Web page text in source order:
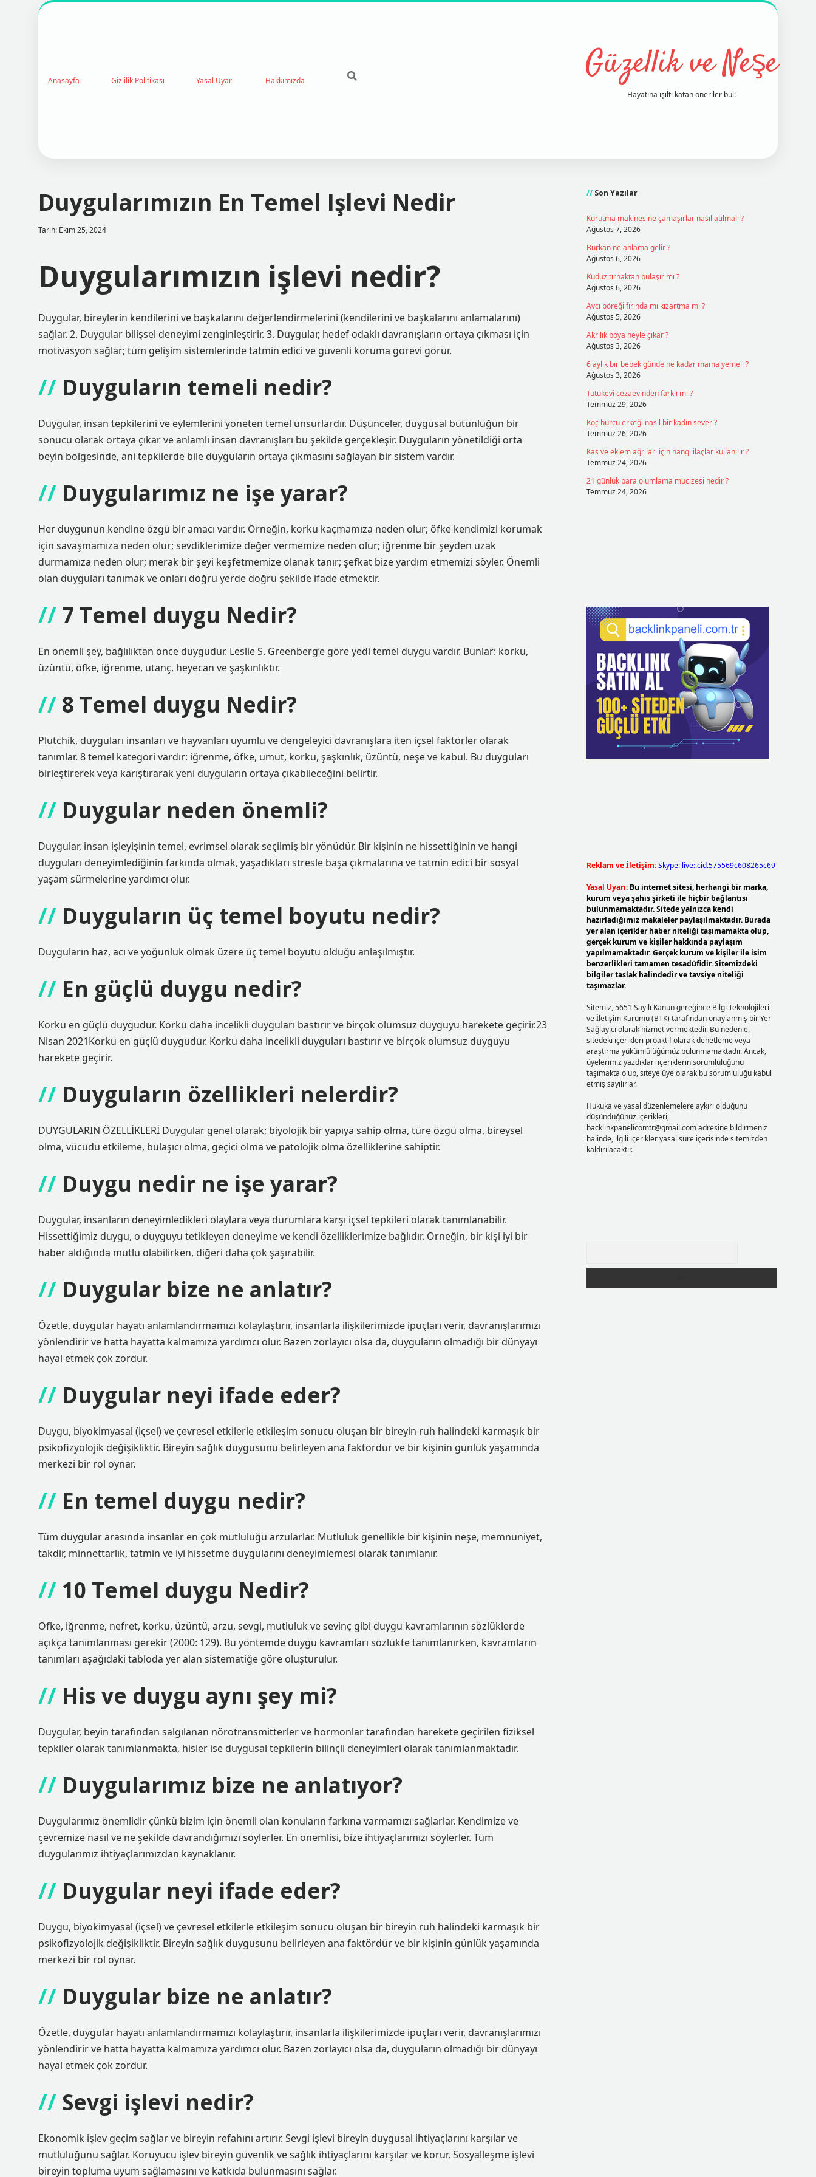
Anasayfa Gizlilik Politikası Yasal Uyarı Hakkımızda Güzellik ve Neşe
Hayatına ışıltı katan öneriler bul!
Duygularımızın En Temel Işlevi Nedir
Tarih: Ekim 25, 2024
Duygularımızın işlevi nedir?
Duygular, bireylerin kendilerini ve başkalarını değerlendirmelerini (kendilerini ve başkalarını anlamalarını)
sağlar. 2. Duygular bilişsel deneyimi zenginleştirir. 3. Duygular, hedef odaklı davranışların ortaya çıkması için
motivasyon sağlar; tüm gelişim sistemlerinde tatmin edici ve güvenli koruma görevi görür.
Duyguların temeli nedir?
Duygular, insan tepkilerini ve eylemlerini yöneten temel unsurlardır. Düşünceler, duygusal bütünlüğün bir
sonucu olarak ortaya çıkar ve anlamlı insan davranışları bu şekilde gerçekleşir. Duyguların yönetildiği orta
beyin bölgesinde, ani tepkilerde bile duyguların ortaya çıkmasını sağlayan bir sistem vardır.
Duygularımız ne işe yarar?
Her duygunun kendine özgü bir amacı vardır. Örneğin, korku kaçmamıza neden olur; öfke kendimizi korumak
için savaşmamıza neden olur; sevdiklerimize değer vermemize neden olur; iğrenme bir şeyden uzak
durmamıza neden olur; merak bir şeyi keşfetmemize olanak tanır; şefkat bize yardım etmemizi söyler. Önemli
olan duyguları tanımak ve onları doğru yerde doğru şekilde ifade etmektir.
7 Temel duygu Nedir?
En önemli şey, bağlılıktan önce duygudur. Leslie S. Greenberg’e göre yedi temel duygu vardır. Bunlar: korku,
üzüntü, öfke, iğrenme, utanç, heyecan ve şaşkınlıktır.
8 Temel duygu Nedir?
Plutchik, duyguları insanları ve hayvanları uyumlu ve dengeleyici davranışlara iten içsel faktörler olarak
tanımlar. 8 temel kategori vardır: iğrenme, öfke, umut, korku, şaşkınlık, üzüntü, neşe ve kabul. Bu duyguları
birleştirerek veya karıştırarak yeni duyguların ortaya çıkabileceğini belirtir.
Duygular neden önemli?
Duygular, insan işleyişinin temel, evrimsel olarak seçilmiş bir yönüdür. Bir kişinin ne hissettiğinin ve hangi
duyguları deneyimlediğinin farkında olmak, yaşadıkları stresle başa çıkmalarına ve tatmin edici bir sosyal
yaşam sürmelerine yardımcı olur.
Duyguların üç temel boyutu nedir?
Duyguların haz, acı ve yoğunluk olmak üzere üç temel boyutu olduğu anlaşılmıştır.
En güçlü duygu nedir?
Korku en güçlü duygudur. Korku daha incelikli duyguları bastırır ve birçok olumsuz duyguyu harekete geçirir.23
Nisan 2021Korku en güçlü duygudur. Korku daha incelikli duyguları bastırır ve birçok olumsuz duyguyu
harekete geçirir.
Duyguların özellikleri nelerdir?
DUYGULARIN ÖZELLİKLERİ Duygular genel olarak; biyolojik bir yapıya sahip olma, türe özgü olma, bireysel
olma, vücudu etkileme, bulaşıcı olma, geçici olma ve patolojik olma özelliklerine sahiptir.
Duygu nedir ne işe yarar?
Duygular, insanların deneyimledikleri olaylara veya durumlara karşı içsel tepkileri olarak tanımlanabilir.
Hissettiğimiz duygu, o duyguyu tetikleyen deneyime ve kendi özelliklerimize bağlıdır. Örneğin, bir kişi iyi bir
haber aldığında mutlu olabilirken, diğeri daha çok şaşırabilir.
Duygular bize ne anlatır?
Özetle, duygular hayatı anlamlandırmamızı kolaylaştırır, insanlarla ilişkilerimizde ipuçları verir, davranışlarımızı
yönlendirir ve hatta hayatta kalmamıza yardımcı olur. Bazen zorlayıcı olsa da, duyguların olmadığı bir dünyayı
hayal etmek çok zordur.
Duygular neyi ifade eder?
Duygu, biyokimyasal (içsel) ve çevresel etkilerle etkileşim sonucu oluşan bir bireyin ruh halindeki karmaşık bir
psikofizyolojik değişikliktir. Bireyin sağlık duygusunu belirleyen ana faktördür ve bir kişinin günlük yaşamında
merkezi bir rol oynar.
En temel duygu nedir?
Tüm duygular arasında insanlar en çok mutluluğu arzularlar. Mutluluk genellikle bir kişinin neşe, memnuniyet,
takdir, minnettarlık, tatmin ve iyi hissetme duygularını deneyimlemesi olarak tanımlanır.
10 Temel duygu Nedir?
Öfke, iğrenme, nefret, korku, üzüntü, arzu, sevgi, mutluluk ve sevinç gibi duygu kavramlarının sözlüklerde
açıkça tanımlanması gerekir (2000: 129). Bu yöntemde duygu kavramları sözlükte tanımlanırken, kavramların
tanımları aşağıdaki tabloda yer alan sistematiğe göre oluşturulur.
His ve duygu aynı şey mi?
Duygular, beyin tarafından salgılanan nörotransmitterler ve hormonlar tarafından harekete geçirilen fiziksel
tepkiler olarak tanımlanmakta, hisler ise duygusal tepkilerin bilinçli deneyimleri olarak tanımlanmaktadır.
Duygularımız bize ne anlatıyor?
Duygularımız önemlidir çünkü bizim için önemli olan konuların farkına varmamızı sağlarlar. Kendimize ve
çevremize nasıl ve ne şekilde davrandığımızı söylerler. En önemlisi, bize ihtiyaçlarımızı söylerler. Tüm
duygularımız ihtiyaçlarımızdan kaynaklanır.
Duygular neyi ifade eder?
Duygu, biyokimyasal (içsel) ve çevresel etkilerle etkileşim sonucu oluşan bir bireyin ruh halindeki karmaşık bir
psikofizyolojik değişikliktir. Bireyin sağlık duygusunu belirleyen ana faktördür ve bir kişinin günlük yaşamında
merkezi bir rol oynar.
Duygular bize ne anlatır?
Özetle, duygular hayatı anlamlandırmamızı kolaylaştırır, insanlarla ilişkilerimizde ipuçları verir, davranışlarımızı
yönlendirir ve hatta hayatta kalmamıza yardımcı olur. Bazen zorlayıcı olsa da, duyguların olmadığı bir dünyayı
hayal etmek çok zordur.
Sevgi işlevi nedir?
Ekonomik işlev geçim sağlar ve bireyin refahını artırır. Sevgi işlevi bireyin duygusal ihtiyaçlarını karşılar ve
mutluluğunu sağlar. Koruyucu işlev bireyin güvenlik ve sağlık ihtiyaçlarını karşılar ve korur. Sosyalleşme işlevi
bireyin topluma uyum sağlamasını ve katkıda bulunmasını sağlar.
Son Yazılar
Kurutma makinesine çamaşırlar nasıl atılmalı ?
Ağustos 7, 2026
Burkan ne anlama gelir ?
Ağustos 6, 2026
Kuduz tırnaktan bulaşır mı ?
Ağustos 6, 2026
Avcı böreği fırında mı kızartma mı ?
Ağustos 5, 2026
Akrilik boya neyle çıkar ?
Ağustos 3, 2026
6 aylık bir bebek günde ne kadar mama yemeli ?
Ağustos 3, 2026
Tutukevi cezaevinden farklı mı ?
Temmuz 29, 2026
Koç burcu erkeği nasıl bir kadın sever ?
Temmuz 26, 2026
Kas ve eklem ağrıları için hangi ilaçlar kullanılır ?
Temmuz 24, 2026
21 günlük para olumlama mucizesi nedir ?
Temmuz 24, 2026
Reklam ve İletişim:Skype: live:.cid.575569c608265c69
Yasal Uyarı: Bu internet sitesi, herhangi bir marka,
kurum veya şahıs şirketi ile hiçbir bağlantısı
bulunmamaktadır. Sitede yalnızca kendi
hazırladığımız makaleler paylaşılmaktadır. Burada
yer alan içerikler haber niteliği taşımamakta olup,
gerçek kurum ve kişiler hakkında paylaşım
yapılmamaktadır. Gerçek kurum ve kişiler ile isim
benzerlikleri tamamen tesadüfidir. Sitemizdeki
bilgiler taslak halindedir ve tavsiye niteliği
taşımazlar.
Sitemiz, 5651 Sayılı Kanun gereğince Bilgi Teknolojileri
ve İletişim Kurumu (BTK) tarafından onaylanmış bir Yer
Sağlayıcı olarak hizmet vermektedir. Bu nedenle,
sitedeki içerikleri proaktif olarak denetleme veya
araştırma yükümlülüğümüz bulunmamaktadır. Ancak,
üyelerimiz yazdıkları içeriklerin sorumluluğunu
taşımakta olup, siteye üye olarak bu sorumluluğu kabul
etmiş sayılırlar.
Hukuka ve yasal düzenlemelere aykırı olduğunu
düşündüğünüz içerikleri,
backlinkpanelicomtr@gmail.comadresine bildirmeniz
halinde, ilgili içerikler yasal süre içerisinde sitemizden
kaldırılacaktır.